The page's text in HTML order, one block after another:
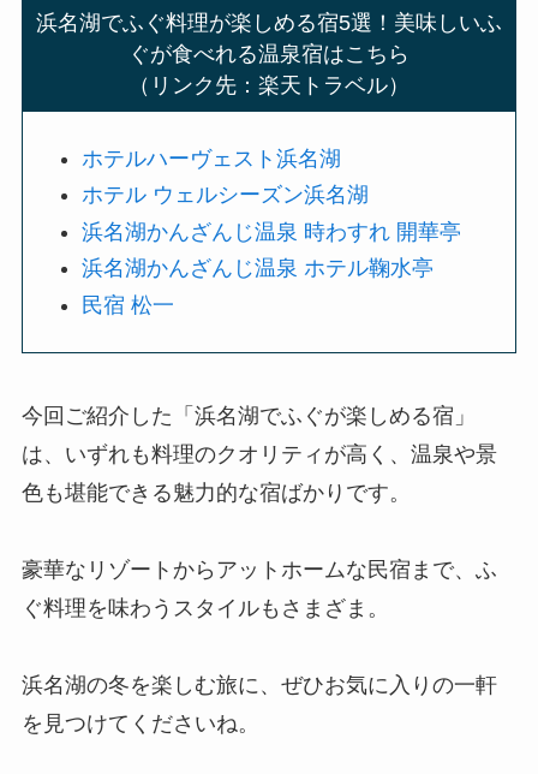
浜名湖でふぐ料理が楽しめる宿5選！美味しいふ
ぐが食べれる温泉宿はこちら
（リンク先：楽天トラベル）
ホテルハーヴェスト浜名湖
ホテル ウェルシーズン浜名湖
浜名湖かんざんじ温泉 時わすれ 開華亭
浜名湖かんざんじ温泉 ホテル鞠水亭
民宿 松一
今回ご紹介した「浜名湖でふぐが楽しめる宿」
は、いずれも料理のクオリティが高く、温泉や景
色も堪能できる魅力的な宿ばかりです。
豪華なリゾートからアットホームな民宿まで、ふ
ぐ料理を味わうスタイルもさまざま。
浜名湖の冬を楽しむ旅に、ぜひお気に入りの一軒
を見つけてくださいね。